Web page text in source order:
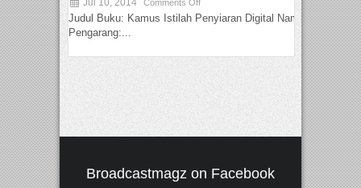
Jul 10, 2014 Comments Off
Judul Buku: Kamus Istilah Penyiaran Digital Nama
Pengarang:...
Broadcastmagz on Facebook